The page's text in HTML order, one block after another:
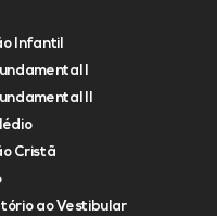
Infantil
I
II
Cristã
ao Vestibular